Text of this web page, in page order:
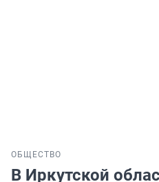
ОБЩЕСТВО
В Иркутской